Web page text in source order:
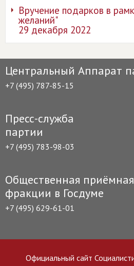
Вручение подарков в
желаний"
29 декабря 2022
Центральный Аппарат
+7 (495) 787-85-15
Пресс-служба
партии
+7 (495) 783-98-03
Общественная приёмная
фракции в Госдуме
+7 (495) 629-61-01
Официальный сайт